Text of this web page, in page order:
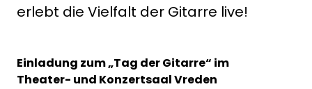
erlebt die Vielfalt der Gitarre live!
Einladung zum „Tag der Gitarre“ im
Theater- und Konzertsaal Vreden